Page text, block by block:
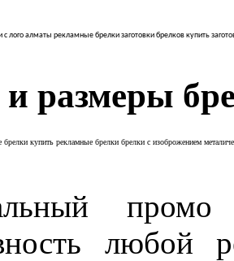
лого алматы рекламные брелки заготовки брелков купить
размеры
купить рекламные брелки брелки с изоброжением
любой